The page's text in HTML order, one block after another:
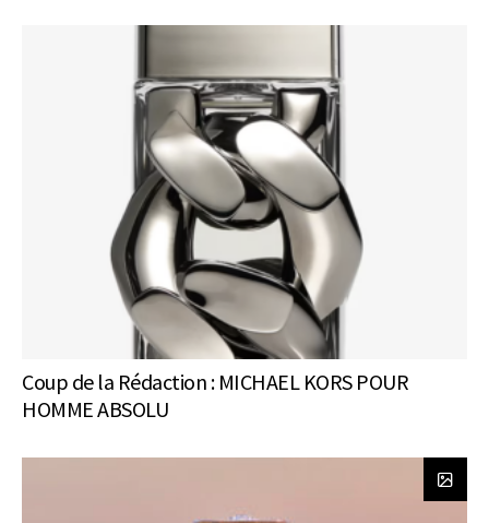
Coup de la Rédaction : MICHAEL KORS POUR
HOMME ABSOLU